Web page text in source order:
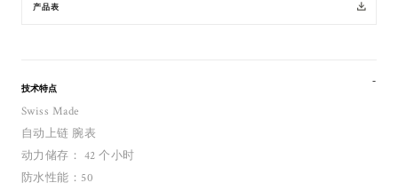
产品表
技术特点
Swiss Made
自动上链 腕表
动力储存： 42 个小时
防水性能：50